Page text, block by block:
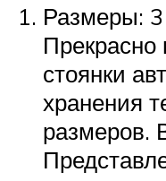
Размеры:
Прекрасно
стоянки
хранения
размеров.